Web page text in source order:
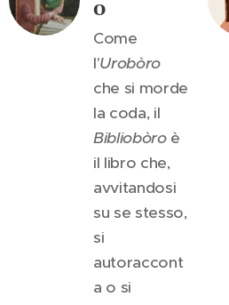
o
Come
l'Urobòro
che si morde
la coda, il
Bibliobòroè
il libro che,
avvitandosi
su se stesso,
si
autoraccont
a o si